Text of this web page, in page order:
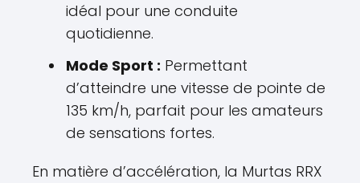
idéal pour une conduite
quotidienne.
Mode Sport : Permettant
d’atteindre une vitesse de pointe de
135 km/h, parfait pour les amateurs
de sensations fortes.
En matière d’accélération, la Murtas RRX